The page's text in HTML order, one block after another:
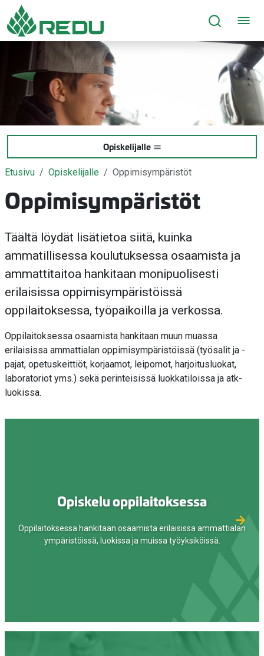
Siirry sivusisältöön
Opiskelijalle
Etusivu Opiskelijalle Oppimisympäristöt
Oppimisympäristöt
Täältä löydät lisätietoa siitä, kuinka
ammatillisessa koulutuksessa osaamista ja
ammattitaitoa hankitaan monipuolisesti
erilaisissa oppimisympäristöissä
oppilaitoksessa, työpaikoilla ja verkossa.
Oppilaitoksessa osaamista hankitaan muun muassa
erilaisissa ammattialan oppimisympäristöissä (työsalit ja -
pajat, opetuskeittiöt, korjaamot, leipomot, harjoitusluokat,
laboratoriot yms.) sekä perinteisissä luokkatiloissa ja atk-
luokissa.
Opiskelu oppilaitoksessa
Oppilaitoksessa hankitaan osaamista erilaisissa ammattialan
ympäristöissä, luokissa ja muissa työyksiköissä.